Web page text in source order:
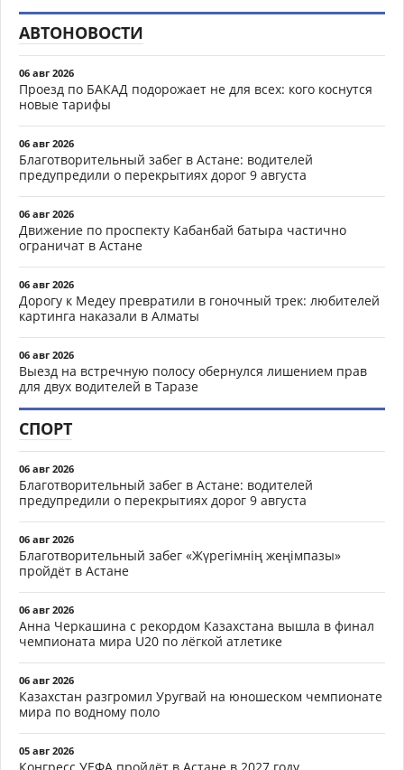
АВТОНОВОСТИ
06 авг 2026
Проезд по БАКАД подорожает не для всех: кого коснутся
новые тарифы
06 авг 2026
Благотворительный забег в Астане: водителей
предупредили о перекрытиях дорог 9 августа
06 авг 2026
Движение по проспекту Кабанбай батыра частично
ограничат в Астане
06 авг 2026
Дорогу к Медеу превратили в гоночный трек: любителей
картинга наказали в Алматы
06 авг 2026
Выезд на встречную полосу обернулся лишением прав
для двух водителей в Таразе
СПОРТ
06 авг 2026
Благотворительный забег в Астане: водителей
предупредили о перекрытиях дорог 9 августа
06 авг 2026
Благотворительный забег «Жүрегімнің жеңімпазы»
пройдёт в Астане
06 авг 2026
Анна Черкашина с рекордом Казахстана вышла в финал
чемпионата мира U20 по лёгкой атлетике
06 авг 2026
Казахстан разгромил Уругвай на юношеском чемпионате
мира по водному поло
05 авг 2026